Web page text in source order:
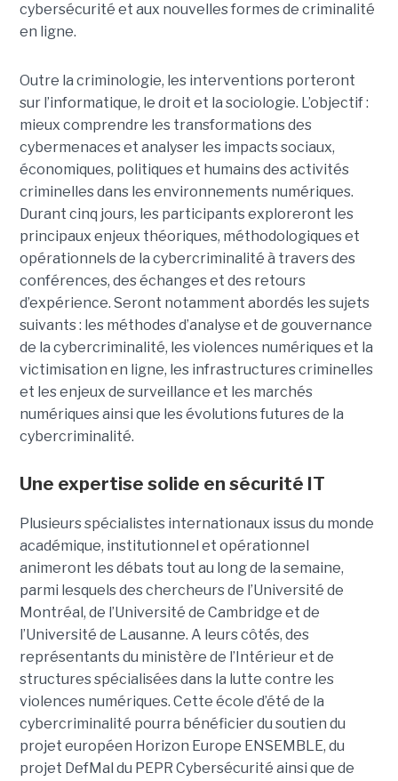
cybersécurité et aux nouvelles formes de criminalité
en ligne.
Outre la criminologie, les interventions porteront
sur l’informatique, le droit et la sociologie. L’objectif :
mieux comprendre les transformations des
cybermenaces et analyser les impacts sociaux,
économiques, politiques et humains des activités
criminelles dans les environnements numériques.
Durant cinq jours, les participants exploreront les
principaux enjeux théoriques, méthodologiques et
opérationnels de la cybercriminalité à travers des
conférences, des échanges et des retours
d’expérience. Seront notamment abordés les sujets
suivants : les méthodes d’analyse et de gouvernance
de la cybercriminalité, les violences numériques et la
victimisation en ligne, les infrastructures criminelles
et les enjeux de surveillance et les marchés
numériques ainsi que les évolutions futures de la
cybercriminalité.
Une expertise solide en sécurité IT
Plusieurs spécialistes internationaux issus du monde
académique, institutionnel et opérationnel
animeront les débats tout au long de la semaine,
parmi lesquels des chercheurs de l’Université de
Montréal, de l’Université de Cambridge et de
l’Université de Lausanne. A leurs côtés, des
représentants du ministère de l’Intérieur et de
structures spécialisées dans la lutte contre les
violences numériques. Cette école d’été de la
cybercriminalité pourra bénéficier du soutien du
projet européen Horizon Europe ENSEMBLE, du
projet DefMal du PEPR Cybersécurité ainsi que de